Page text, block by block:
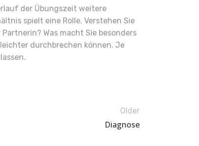
der Übungszeit weitere
spielt eine Rolle. Verstehen Sie
Was macht Sie besonders
durchbrechen können. Je
Older
Diagnose